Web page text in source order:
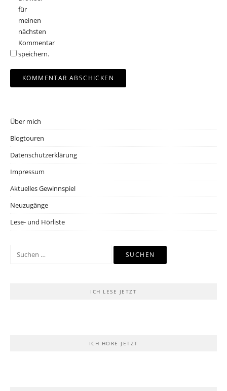
für
meinen
nächsten
Kommentar
speichern.
Über mich
Blogtouren
Datenschutzerklärung
Impressum
Aktuelles Gewinnspiel
Neuzugänge
Lese- und Hörliste
Suchen
ICH LESE JETZT
ICH HÖRE JETZT